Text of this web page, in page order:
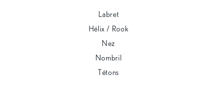
Labret
Hélix / Rook
Nez
Nombril
Tétons